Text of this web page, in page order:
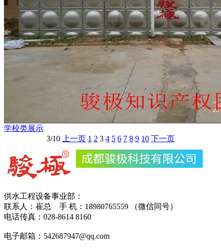
学校类展示
3/10
上一页 1 2 3 4 5 6 7 8 9 10 下一页
供水工程设备事业部：
联系人：崔总 手 机：18980765559 （微信同号）
电话传真：028-8614 8160
电子邮箱：542687947@qq.com